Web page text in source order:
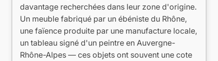
davantage recherchées dans leur zone d'origine.
Un meuble fabriqué par un ébéniste du Rhône,
une faïence produite par une manufacture locale,
un tableau signé d'un peintre en Auvergne-
Rhône-Alpes — ces objets ont souvent une cote